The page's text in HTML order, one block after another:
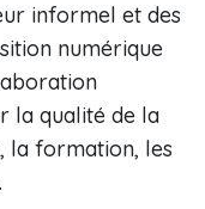
informel et des
numérique
la qualité de la
formation, les